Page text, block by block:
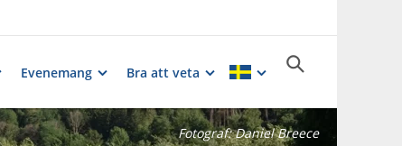
Evenemang Bra att veta
Fotograf:Daniel Breece